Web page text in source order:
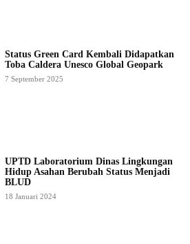
Status Green Card Kembali Didapatkan
Toba Caldera Unesco Global Geopark
7 September 2025
UPTD Laboratorium Dinas Lingkungan
Hidup Asahan Berubah Status Menjadi
BLUD
18 Januari 2024